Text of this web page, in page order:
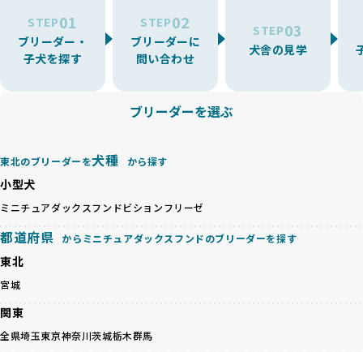
BreederFamiliesでは、アニマルウェルフェアを最優先に考
えた6つの絶対基準と12の総合基準を設定しています。これに
ことを徹底しています。
BreederFamiliesでは、以下の6項目を必須条件とし、これら
基づいた責任あるブリーディングを確保しています。
さらに、健康管理、社会性の育成、遺伝子検査、食事や運動
の質など、ワンちゃんの心身に配慮した飼育環境が整ってい
るかを評価する12項目の総合基準を設けています。これによ
り、より高い基準をクリアしたブリーダーだけを厳選してい
ます。
その結果、合格率10%未満という厳しい基準をクリアした優
良ブリーダーのみが登録されています。
ゃんを家族のように愛するという理念を共有するブリーダー
のみを厳選しています。これにより、ユーザーの皆さんに安
たりストレスを抱えたりするリスクが高まります。
「少数の犬種に集中」の詳細はこちら
すが、無計画な交配には健康リスクが伴います。異なる犬種
の特徴を持つことで予測しにくい健康問題が発生する可能性
が高く、診断や治療も複雑化する場合があります。また、ミ
待する理想と現実が大きく異なることも少なくありません。
健康と性格を次世代に引き継ぐために、ミックス犬の繁殖を
避けます。無計画な交配がもたらすリスクを理解し、飼い主
殖を徹底しているのです。
一方、営利優先ブリーダーは流行や需要に応じて安易にミッ
が多く見受けられます。場合によっては、チワワ×ハスキー
等体格の異なるリスクの高い交配を行うこともあります。
「ミックス犬を繁殖しない」の詳細はこちら
STEP01
ブリーダー・
子犬を探す
STEP02
ブリーダーに
問い合わせ
STEP03
犬舎の見学
ブリーダーを選ぶ
東北のブリーダーを犬種 から探す
小型犬
ミニチュアダックスフンドビションフリーゼ
都道府県 からミニチュアダックスフンドのブリーダーを探す
東北
宮城
関東
全県埼玉東京神奈川茨城栃木群馬